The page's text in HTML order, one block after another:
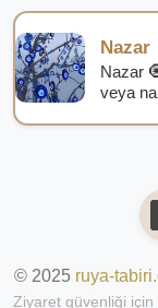
Nazar
Nazar
veya
© 2025 ruya-
Ziyaret güvenliği